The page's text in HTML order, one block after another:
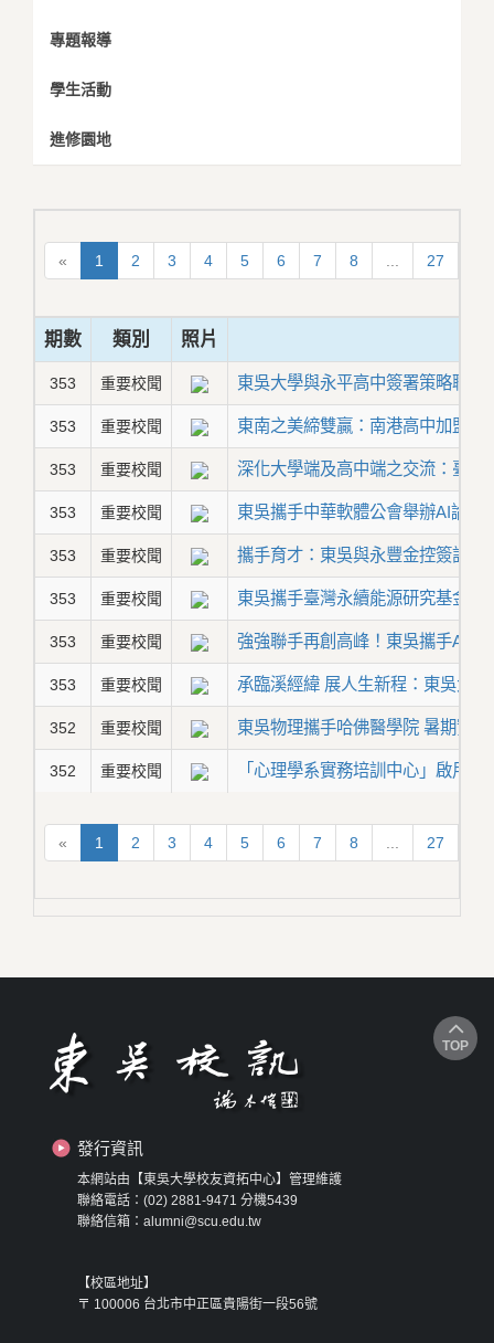
專題報導
學生活動
進修園地
« 1 2 3 4 5 6 7 8 27
期數 類別 照片
353 重要校聞 東吳大學與永平高中簽署策略聯盟
353 重要校聞 東南之美締雙贏：南港高中加盟本
353 重要校聞 深化大學端及高中端之交流：臺
353 重要校聞 東吳攜手中華軟體公會舉辦AI論壇
353 重要校聞 攜手育才：東吳與永豐金控簽訂
353 重要校聞 東吳攜手臺灣永續能源研究基金會
353 重要校聞 強強聯手再創高峰！東吳攜手
353 重要校聞 承臨溪經緯 展人生新程：東吳大
352 重要校聞 東吳物理攜手哈佛醫學院 暑期實
352 重要校聞 「心理學系實務培訓中心」啟用典
« 1 2 3 4 5 6 7 8 27
發行資訊
本網站由【東吳大學校友資拓中心】管理維護
聯絡電話：(02) 2881-9471 分機5439
聯絡信箱：alumni@scu.edu.tw
【校區地址】
〒 100006 台北市中正區貴陽街一段56號
TOP